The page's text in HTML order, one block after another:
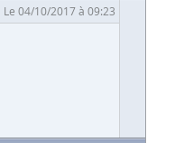
Le 04/10/2017 à 09:23